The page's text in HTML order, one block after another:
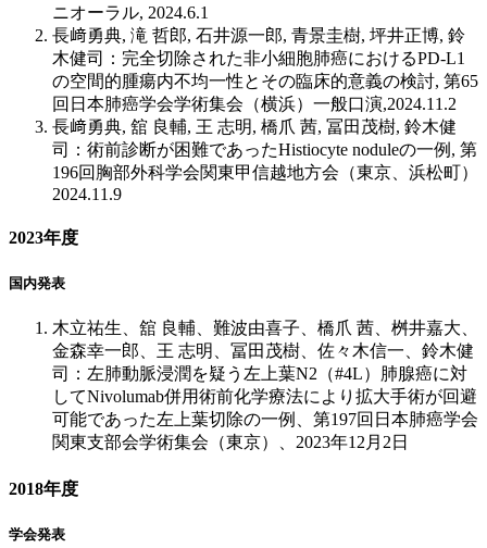
ニオーラル, 2024.6.1
長﨑勇典, 滝 哲郎, 石井源一郎, 青景圭樹, 坪井正博, 鈴
木健司：完全切除された非小細胞肺癌におけるPD-L1
の空間的腫瘍内不均一性とその臨床的意義の検討, 第65
回日本肺癌学会学術集会（横浜）一般口演,2024.11.2
長﨑勇典, 舘 良輔, 王 志明, 橋爪 茜, 冨田茂樹, 鈴木健
司：術前診断が困難であったHistiocyte noduleの一例, 第
196回胸部外科学会関東甲信越地方会（東京、浜松町）
2024.11.9
2023年度
国内発表
木立祐生、舘 良輔、難波由喜子、橋爪 茜、桝井嘉大、
金森幸一郎、王 志明、冨田茂樹、佐々木信一、鈴木健
司：左肺動脈浸潤を疑う左上葉N2（#4L）肺腺癌に対
してNivolumab併用術前化学療法により拡大手術が回避
可能であった左上葉切除の一例、第197回日本肺癌学会
関東支部会学術集会（東京）、2023年12月2日
2018年度
学会発表